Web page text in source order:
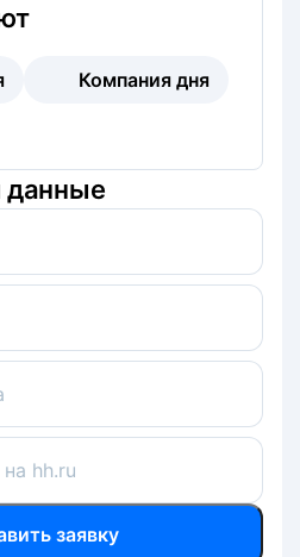
Компания дня
данные
hh.ru
заявку